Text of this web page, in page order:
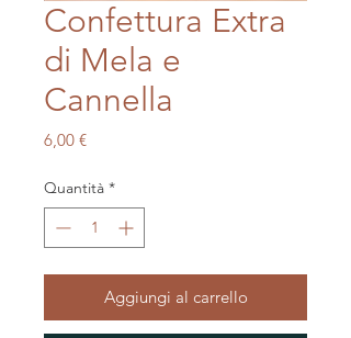
Confettura Extra
di Mela e
Cannella
6,00 €Prezzo
Quantità *
Aggiungi al carrello